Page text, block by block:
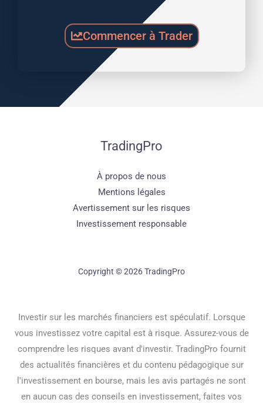
Commencer à Trader
TradingPro
À propos de nous
Mentions légales
Avertissement sur les risques
Investissement responsable
Copyright © 2026 TradingPro
Investir sur les marchés financiers est spéculatif. Lorsque
vous investissez votre capital est à risque. Assurez-vous de
comprendre les risques avant d'investir. TradingPro fournit
des actualités financières et du contenu pédagogique sur
l'investissement en bourse, mais les avis partagés ne sont
en aucun cas des conseils en investissement, faites vos